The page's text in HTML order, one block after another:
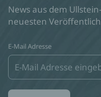
News aus dem
neuesten
E-Mail Adresse